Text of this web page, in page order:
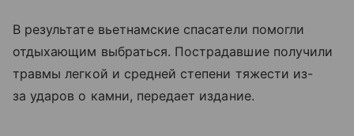
В результате вьетнамские спасатели помогли
отдыхающим выбраться. Пострадавшие получили
травмы легкой и средней степени тяжести из-
за ударов о камни, передает издание.